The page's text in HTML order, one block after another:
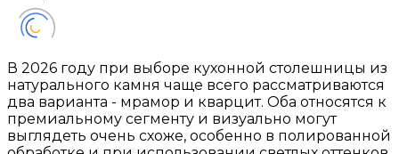
В 2026 году при выборе кухонной столешницы из
натурального камня чаще всего рассматриваются
два варианта - мрамор и кварцит. Оба относятся к
премиальному сегменту и визуально могут
выглядеть очень схоже, особенно в полированной